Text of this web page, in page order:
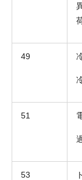
49
51
53
折り返
(ご選択くだ